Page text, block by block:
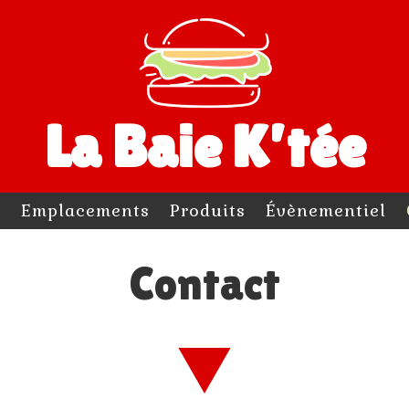
La Baie K’tée
Emplacements Produits Évènementiel
Contact